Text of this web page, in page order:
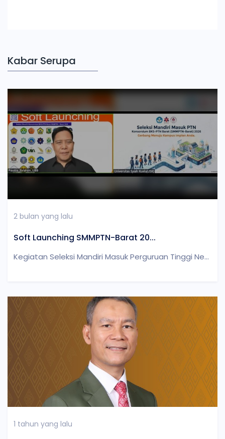
Kabar Serupa
2 bulan yang lalu
Soft Launching SMMPTN-Barat 20...
Kegiatan Seleksi Mandiri Masuk Perguruan Tinggi Ne...
1 tahun yang lalu